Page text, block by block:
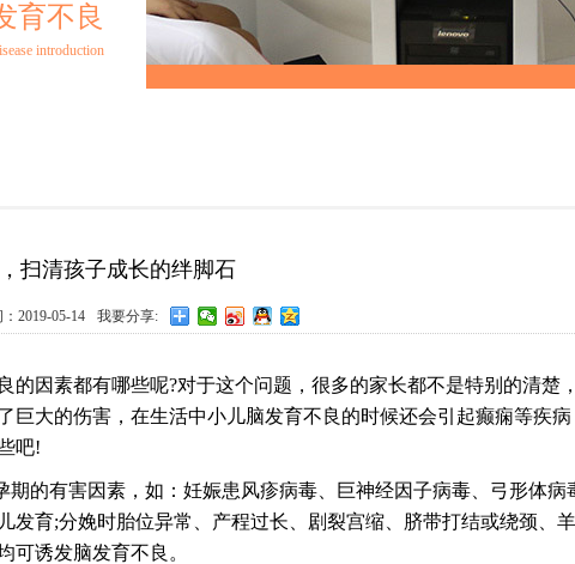
育不良
introduction
扫清孩子成长的绊脚石
：2019-05-14 我要分享:
因素都有哪些呢?对于这个问题，很多的家长都不是特别的清楚
巨大的伤害，在生活中小儿脑发育不良的时候还会引起癫痫等疾
吧!
的有害因素，如：妊娠患风疹病毒、巨神经因子病毒、弓形体病
发育;分娩时胎位异常、产程过长、剧裂宫缩、脐带打结或绕颈、
可诱发脑发育不良。